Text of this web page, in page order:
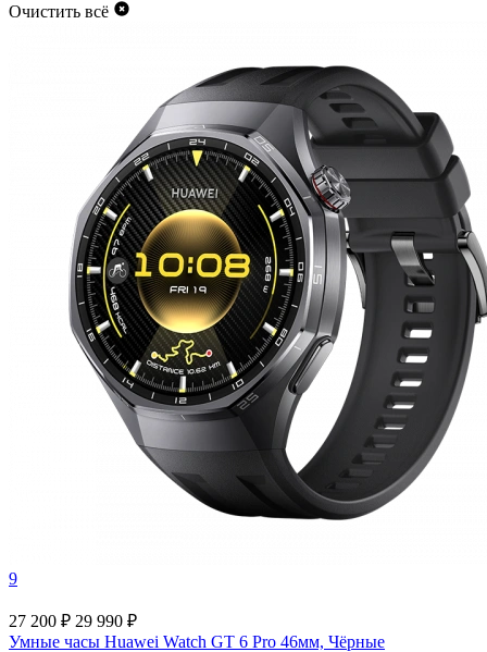
Очистить всё
9
27 200 ₽ 29 990 ₽
Умные часы Huawei Watch GT 6 Pro 46мм, Чёрные